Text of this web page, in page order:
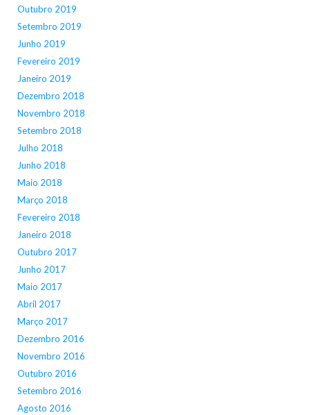
Outubro 2019
Setembro 2019
Junho 2019
Fevereiro 2019
Janeiro 2019
Dezembro 2018
Novembro 2018
Setembro 2018
Julho 2018
Junho 2018
Maio 2018
Março 2018
Fevereiro 2018
Janeiro 2018
Outubro 2017
Junho 2017
Maio 2017
Abril 2017
Março 2017
Dezembro 2016
Novembro 2016
Outubro 2016
Setembro 2016
Agosto 2016